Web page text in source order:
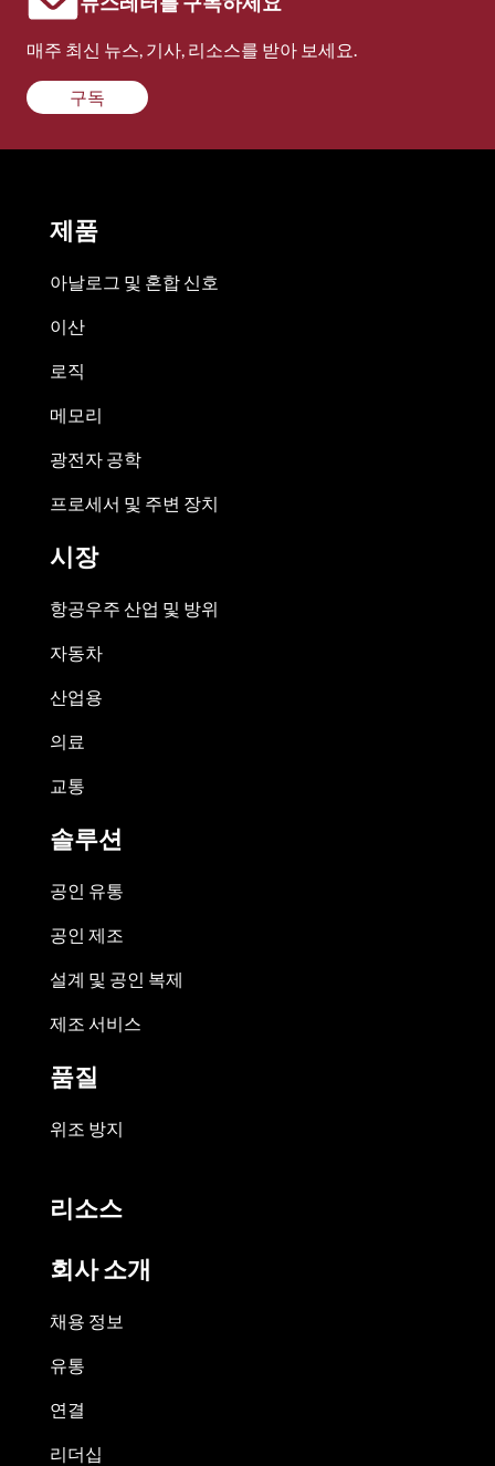
매주 최신 뉴스, 기사, 리소스를 받아 보세요.
구독
제품
아날로그 및 혼합 신호
이산
로직
메모리
광전자 공학
프로세서 및 주변 장치
시장
항공우주 산업 및 방위
자동차
산업용
의료
교통
솔루션
공인 유통
공인 제조
설계 및 공인 복제
제조 서비스
품질
위조 방지
리소스
회사 소개
채용 정보
유통
연결
리더십